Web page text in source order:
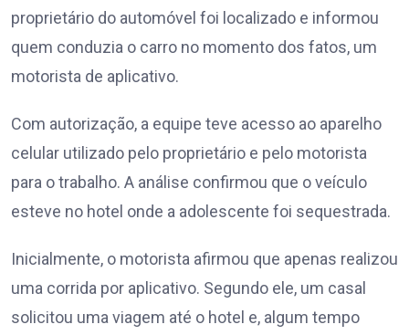
proprietário do automóvel foi localizado e informou
quem conduzia o carro no momento dos fatos, um
motorista de aplicativo.
Com autorização, a equipe teve acesso ao aparelho
celular utilizado pelo proprietário e pelo motorista
para o trabalho. A análise confirmou que o veículo
esteve no hotel onde a adolescente foi sequestrada.
Inicialmente, o motorista afirmou que apenas realizou
uma corrida por aplicativo. Segundo ele, um casal
solicitou uma viagem até o hotel e, algum tempo